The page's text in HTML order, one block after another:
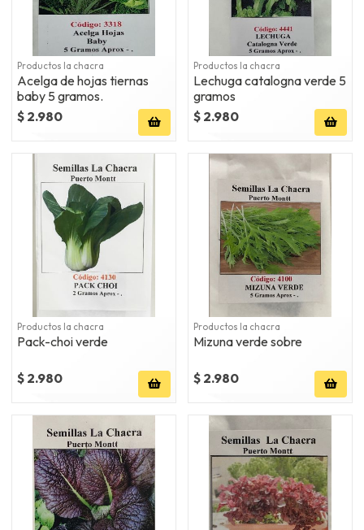
Productos la chacra
Acelga de hojas tiernas
baby 5 gramos.
$ 2.980
Productos la chacra
Lechuga catalogna verde 5
gramos
$ 2.980
Productos la chacra
Pack-choi verde
$ 2.980
Productos la chacra
Mizuna verde sobre
$ 2.980